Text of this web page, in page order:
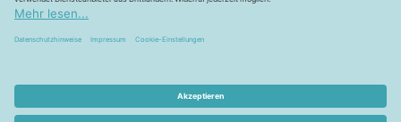
Barrierefreiheitserklärung
Pflegehinweise